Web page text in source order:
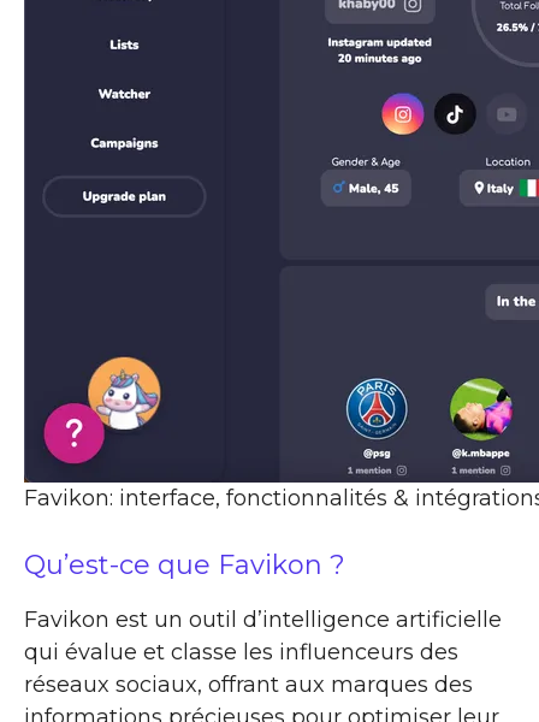
Favikon: interface, fonctionnalités &
Qu’est-ce que Favikon ?
Favikon est un outil d’intelligence artificielle
qui évalue et classe les influenceurs des
réseaux sociaux, offrant aux marques des